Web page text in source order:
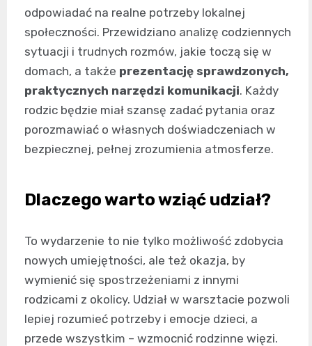
odpowiadać na realne potrzeby lokalnej
społeczności. Przewidziano analizę codziennych
sytuacji i trudnych rozmów, jakie toczą się w
domach, a także prezentację sprawdzonych,
praktycznych narzędzi komunikacji. Każdy
rodzic będzie miał szansę zadać pytania oraz
porozmawiać o własnych doświadczeniach w
bezpiecznej, pełnej zrozumienia atmosferze.
Dlaczego warto wziąć udział?
To wydarzenie to nie tylko możliwość zdobycia
nowych umiejętności, ale też okazja, by
wymienić się spostrzeżeniami z innymi
rodzicami z okolicy. Udział w warsztacie pozwoli
lepiej rozumieć potrzeby i emocje dzieci, a
przede wszystkim – wzmocnić rodzinne więzi.